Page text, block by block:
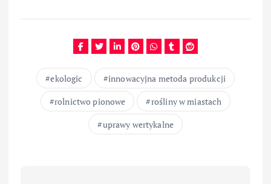
ekologic
innowacyjna metoda produkcji
rolnictwo pionowe
rośliny w miastach
uprawy wertykalne